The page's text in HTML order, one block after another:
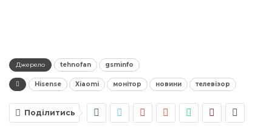
Джерело tehnofan gsminfo
Hisense Xiaomi монітор новини телевізор
Поділитись